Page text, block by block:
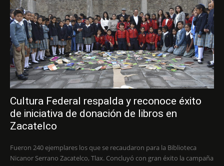
Cultura Federal respalda y reconoce éxito
de iniciativa de donación de libros en
Zacatelco
Fueron 240 ejemplares los que se recaudaron para la Biblioteca
Nicanor Serrano Zacatelco, Tlax. Concluyó con gran éxito la campaña